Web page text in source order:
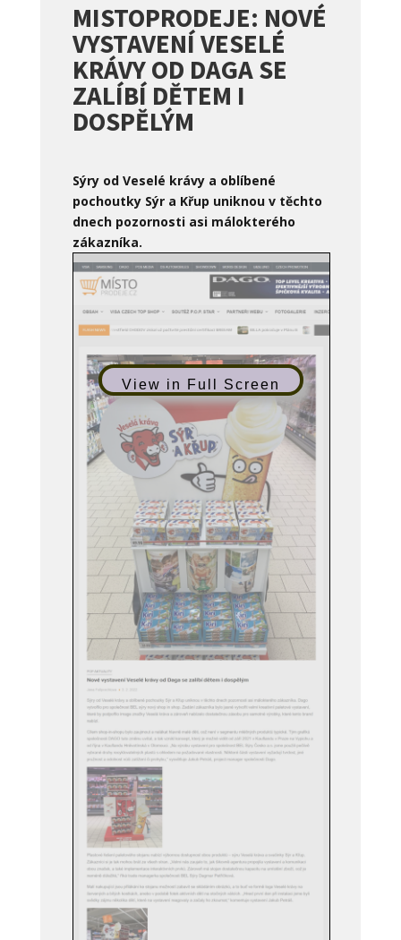
MISTOPRODEJE: NOVÉ
VYSTAVENÍ VESELÉ
KRÁVY OD DAGA SE
ZALÍBÍ DĚTEM I
DOSPĚLÝM
Sýry od Veselé krávy a oblíbené
pochoutky Sýr a Křup uniknou v těchto
dnech pozornosti asi málokterého
zákazníka.
View in Full Screen